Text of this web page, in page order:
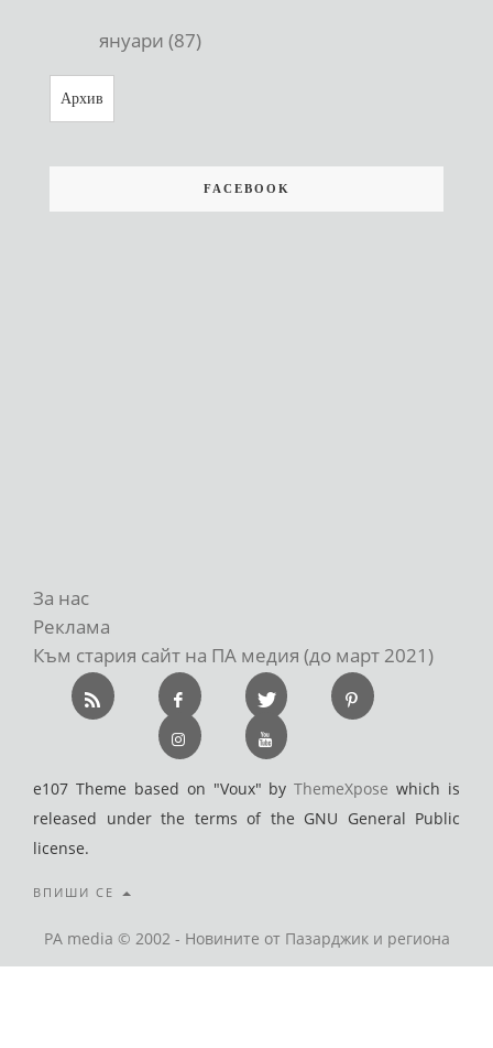
януари (87)
Архив
FACEBOOK
За нас
Реклама
Към стария сайт на ПА медия (до март 2021)
e107 Theme based on "Voux" byThemeXpose which is
released under the terms of the GNU General Public
license.
ВПИШИ СЕ
PA media © 2002 - Новините от Пазарджик и региона